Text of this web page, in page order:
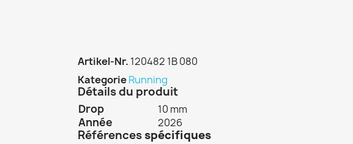
Artikel-Nr. 120482 1B 080
KategorieRunning
Détails du produit
Drop 10 mm
Année 2026
Références spécifiques